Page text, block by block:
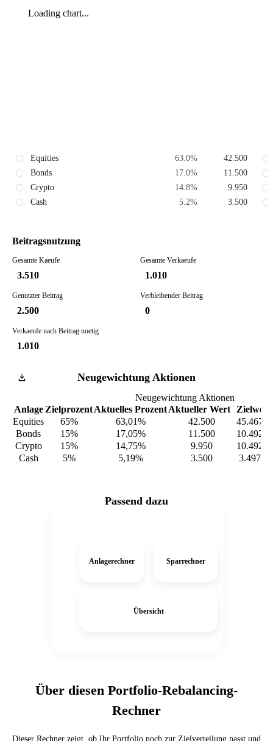
Loading chart...
Equities 63.0%
42.500
Bonds
17.0%
11.500
Crypto
14.8%
9.950
Cash
5.2% 3.500
Beitragsnutzung
Gesamte Kaeufe
3.510
Gesamte Verkaeufe
1.010
Genutzter Beitrag
2.500
Verbleibender Beitrag
0
Verkaeufe nach Beitrag noetig
1.010
Neugewichtung Aktionen
Neugewichtung Aktionen
Anlage ZielprozentAktuelles ProzentAktueller Wert
Zielwert
Equities
65% 63,01% 42.500
Bonds
15% 17,05% 11.500
Crypto
15% 14,75% 9.950
Cash
5% 5,19% 3.500 3.497,50
Passend dazu
Anlagerechner Sparrechner
Übersicht
Über diesen Portfolio-Rebalancing-
Rechner
Dieser Rechner zeigt, ob Ihr Portfolio noch zur Zielverteilung passt und